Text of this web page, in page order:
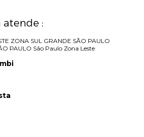
atende :
ZONA SUL GRANDE SÃO PAULO
PAULO São Paulo Zona Leste